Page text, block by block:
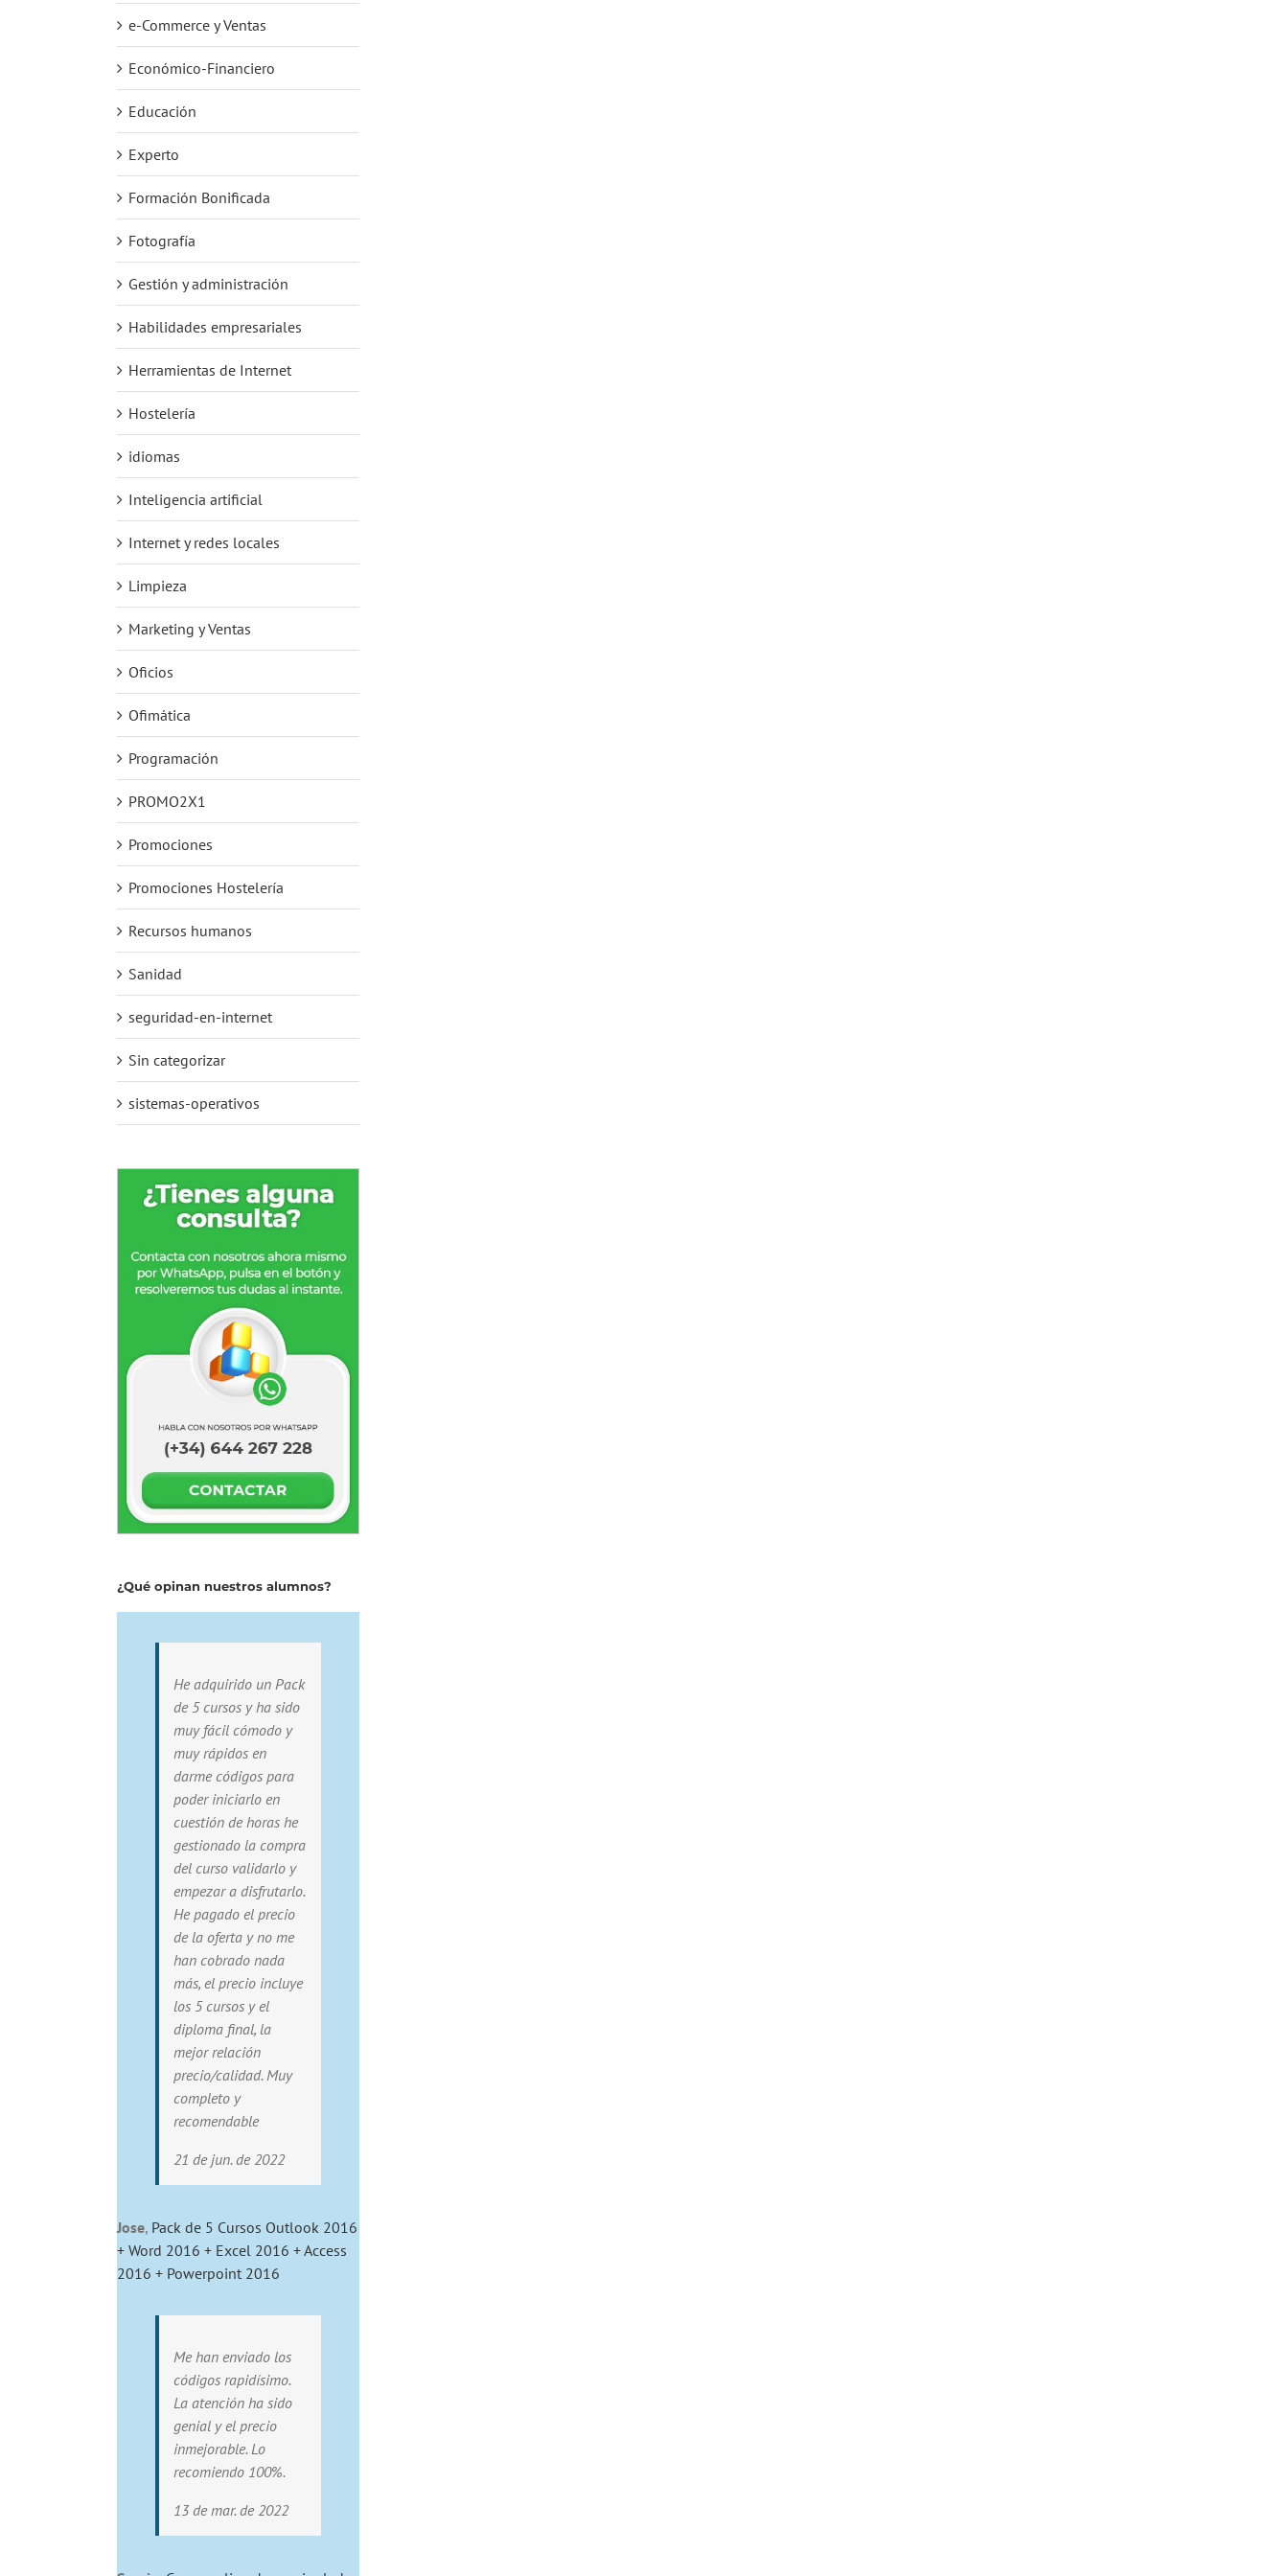
e-Commerce y Ventas
Económico-Financiero
Educación
Experto
Formación Bonificada
Fotografía
Gestión y administración
Habilidades empresariales
Herramientas de Internet
Hostelería
idiomas
Inteligencia artificial
Internet y redes locales
Limpieza
Marketing y Ventas
Oficios
Ofimática
Programación
PROMO2X1
Promociones
Promociones Hostelería
Recursos humanos
Sanidad
seguridad-en-internet
Sin categorizar
sistemas-operativos
¿Qué opinan nuestros alumnos?
He adquirido un Pack
de 5 cursos y ha sido
muy fácil cómodo y
muy rápidos en
darme códigos para
poder iniciarlo en
cuestión de horas he
gestionado la compra
del curso validarlo y
empezar a disfrutarlo.
He pagado el precio
de la oferta y no me
han cobrado nada
más, el precio incluye
los 5 cursos y el
diploma final, la
mejor relación
precio/calidad. Muy
completo y
recomendable
21 de jun. de 2022
Jose, Pack de 5 Cursos Outlook 2016
+ Word 2016 + Excel 2016 + Access
2016 + Powerpoint 2016
Me han enviado los
códigos rapidísimo.
La atención ha sido
genial y el precio
inmejorable. Lo
recomiendo 100%.
13 de mar. de 2022